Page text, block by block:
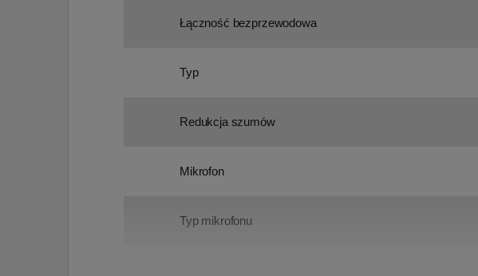
Łączność bezprzewodowa
Typ
Redukcja szumów
Mikrofon
Typ mikrofonu